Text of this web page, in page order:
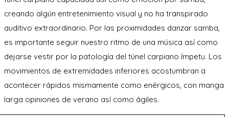
creando algún entretenimiento visual y no ha transpirado
auditivo extraordinario. Por las proximidades danzar samba,
es importante seguir nuestro ritmo de una música así­ como
dejarse vestir por la patologí­a del túnel carpiano ímpetu. Los
movimientos de extremidades inferiores acostumbran a
acontecer rápidos mismamente­ como enérgicos, con manga
larga opiniones de verano así­ como ágiles.